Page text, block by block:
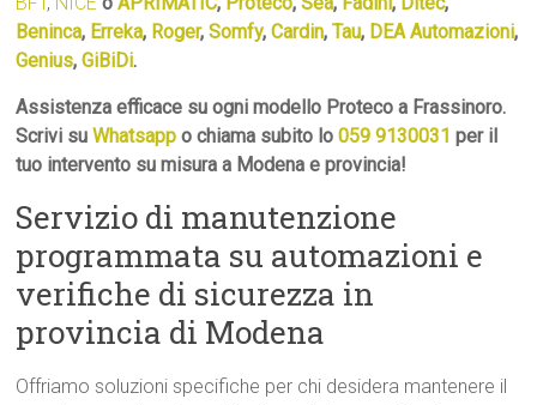
Beninca, Erreka, Roger,Somfy,Cardin,Tau, DEA Automazioni,
Genius,GiBiDi.
Assistenza efficace su ogni modello Proteco a Frassinoro.
Scrivi suWhatsapp o chiama subito lo059 9130031 per il
tuo intervento su misura a Modena e provincia!
Servizio di manutenzione
programmata su automazioni e
verifiche di sicurezza in
provincia di Modena
Offriamo soluzioni specifiche per chi desidera mantenere il